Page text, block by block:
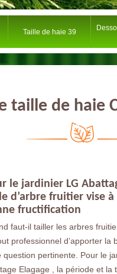
Taille de haie 39
taille de haie
le jardinier LG
d’arbre fruitier vise à
fructification
faut-il tailler les arbres
professionnel d’apporter la
question pertinente. Pour le
Elagage , la période et la